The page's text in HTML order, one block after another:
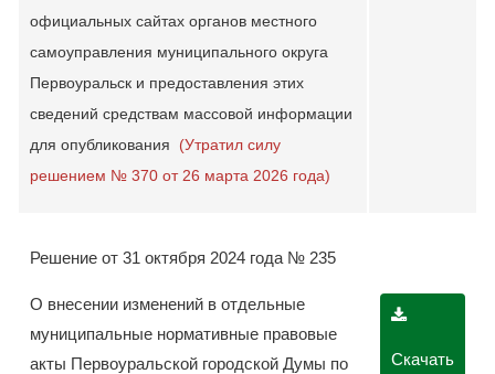
официальных сайтах органов местного
самоуправления муниципального округа
Первоуральск и предоставления этих
сведений средствам массовой информации
для опубликования (Утратил силу
решением № 370 от 26 марта 2026 года)
Решение от 31 октября 2024 года № 235
О внесении изменений в отдельные
муниципальные нормативные правовые
акты Первоуральской городской Думы по
Скачать